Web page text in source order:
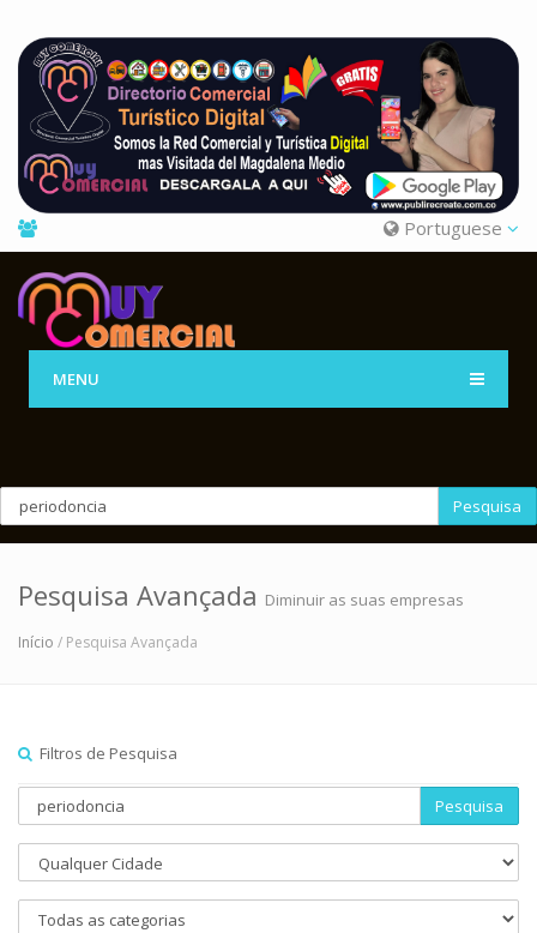
Portuguese
MENU
Pesquisa
Pesquisa Avançada Diminuir as suas empresas
Início / Pesquisa Avançada
Filtros de Pesquisa
Pesquisa